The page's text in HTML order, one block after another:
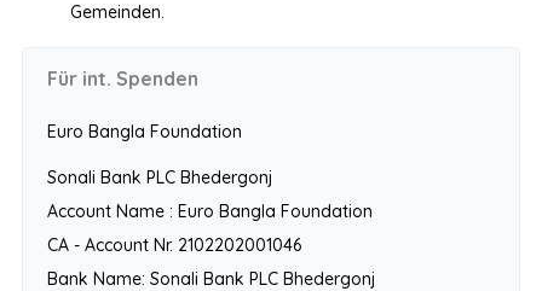
Gemeinden.
Für int. Spenden
Euro Bangla Foundation
Sonali Bank PLC Bhedergonj
Account Name : Euro Bangla Foundation
CA - Account Nr. 2102202001046
Bank Name: Sonali Bank PLC Bhedergonj